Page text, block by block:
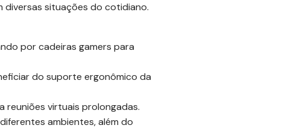
diversas situações do cotidiano.
por cadeiras gamers para
do suporte ergonômico da
virtuais prolongadas.
ambientes, além do